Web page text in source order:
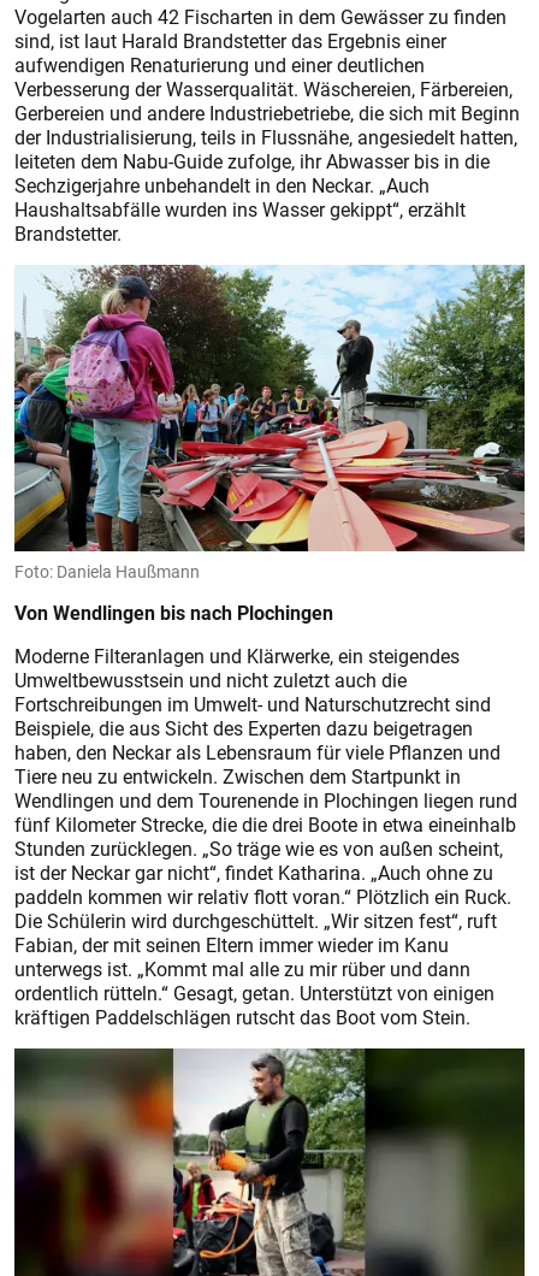
Vogelarten auch 42 Fischarten in dem Gewässer zu finden
sind, ist laut Harald Brandstetter das Ergebnis einer
aufwendigen Renaturierung und einer deutlichen
Verbesserung der Wasserqualität. Wäschereien, Färbereien,
Gerbereien und andere Industriebetriebe, die sich mit Beginn
der Industrialisierung, teils in Flussnähe, angesiedelt hatten,
leiteten dem Nabu-Guide zufolge, ihr Abwasser bis in die
Sechzigerjahre unbehandelt in den Neckar. „Auch
Haushaltsabfälle wurden ins Wasser gekippt“, erzählt
Brandstetter.
Foto: Daniela Haußmann
Von Wendlingen bis nach Plochingen
Moderne Filteranlagen und Klärwerke, ein steigendes
Umweltbewusstsein und nicht zuletzt auch die
Fortschreibungen im Umwelt- und Naturschutzrecht sind
Beispiele, die aus Sicht des Experten dazu beigetragen
haben, den Neckar als Lebensraum für viele Pflanzen und
Tiere neu zu entwickeln. Zwischen dem Startpunkt in
Wendlingen und dem Tourenende in Plochingen liegen rund
fünf Kilometer Strecke, die die drei Boote in etwa eineinhalb
Stunden zurücklegen. „So träge wie es von außen scheint,
ist der Neckar gar nicht“, findet Katharina. „Auch ohne zu
paddeln kommen wir relativ flott voran.“ Plötzlich ein Ruck.
Die Schülerin wird durchgeschüttelt. „Wir sitzen fest“, ruft
Fabian, der mit seinen Eltern immer wieder im Kanu
unterwegs ist. „Kommt mal alle zu mir rüber und dann
ordentlich rütteln.“ Gesagt, getan. Unterstützt von einigen
kräftigen Paddelschlägen rutscht das Boot vom Stein.